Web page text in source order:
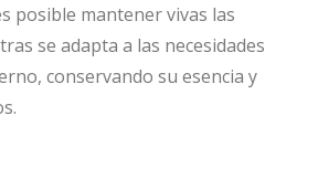
posible mantener vivas las
se adapta a las necesidades
conservando su esencia y